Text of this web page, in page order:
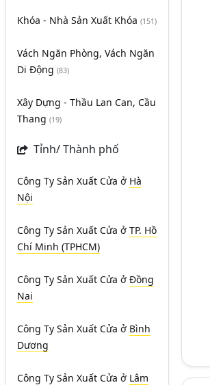
Khóa - Nhà Sản Xuất Khóa (151)
Vách Ngăn Phòng, Vách Ngăn
Di Động (83)
Xây Dựng - Thầu Lan Can, Cầu
Thang (19)
Tỉnh/ Thành phố
Công Ty Sản Xuất Cửa ở Hà
Nội
Công Ty Sản Xuất Cửa ở TP. Hồ
Chí Minh (TPHCM)
Công Ty Sản Xuất Cửa ở Đồng
Nai
Công Ty Sản Xuất Cửa ở Bình
Dương
Công Ty Sản Xuất Cửa ở Lâm